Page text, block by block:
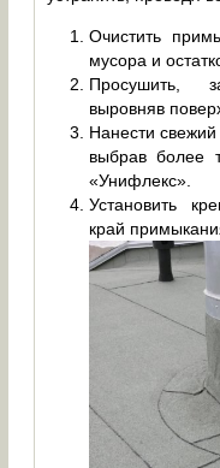
Очистить
мусора и
Просушить,
выровняв
Нанести
выбрав более
«Унифлекс».
Установить
край